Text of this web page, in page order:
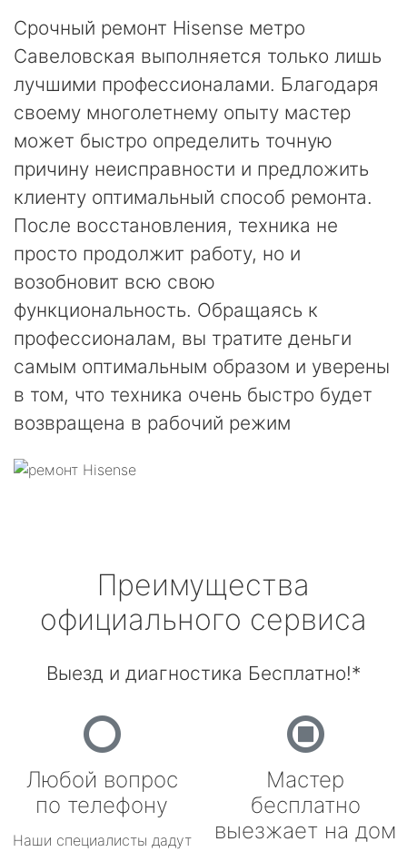
Срочный ремонт Hisense метро
Савеловская выполняется только лишь
лучшими профессионалами. Благодаря
своему многолетнему опыту мастер
может быстро определить точную
причину неисправности и предложить
клиенту оптимальный способ ремонта.
После восстановления, техника не
просто продолжит работу, но и
возобновит всю свою
функциональность. Обращаясь к
профессионалам, вы тратите деньги
самым оптимальным образом и уверены
в том, что техника очень быстро будет
возвращена в рабочий режим
Преимущества
официального сервиса
Выезд и диагностика Бесплатно!*
Любой вопрос
по телефону
Наши специалисты дадут
Мастер
бесплатно
выезжает на дом